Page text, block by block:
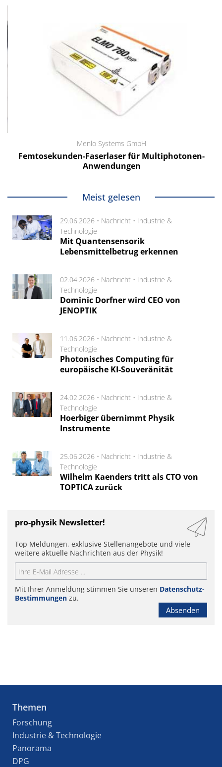
Menlo Systems GmbH
Femtosekunden-Faserlaser für Multiphotonen-
Anwendungen
Meist gelesen
29.06.2026 • Nachricht • Industrie &
Technologie
Mit Quantensensorik
Lebensmittelbetrug erkennen
02.04.2026 • Nachricht • Industrie &
Technologie
Dominic Dorfner wird CEO von
JENOPTIK
11.06.2026 • Nachricht • Industrie &
Technologie
Photonisches Computing für
europäische KI-Souveränität
24.02.2026 • Nachricht • Industrie &
Technologie
Hoerbiger übernimmt Physik
Instrumente
25.06.2026 • Nachricht • Industrie &
Technologie
Wilhelm Kaenders tritt als CTO von
TOPTICA zurück
pro-physik Newsletter!
Top Meldungen, exklusive Stellenangebote und viele
weitere aktuelle Nachrichten aus der Physik!
Mit Ihrer Anmeldung stimmen Sie unseren Datenschutz-
Bestimmungen zu.
Absenden
Themen
Forschung
Industrie & Technologie
Panorama
DPG